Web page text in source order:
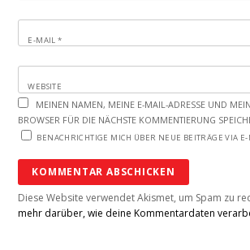
E-MAIL*
WEBSITE
MEINEN NAMEN, MEINE E-MAIL-ADRESSE UND
BROWSER FÜR DIE NÄCHSTE KOMMENTIERUNG
BENACHRICHTIGE MICH ÜBER NEUE BEITRÄGE VIA
Diese Website verwendet Akismet, um Spam zu
mehr darüber, wie deine Kommentardaten